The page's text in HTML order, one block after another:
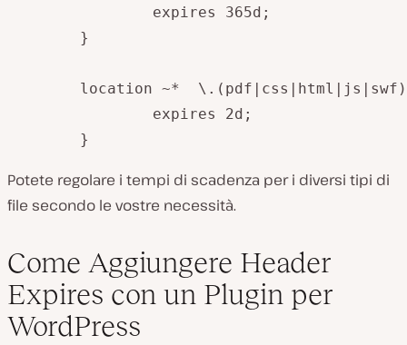
	}
Potete regolare i tempi di scadenza per i diversi tipi di
file secondo le vostre necessità.
Come Aggiungere Header
Expires con un Plugin per
WordPress